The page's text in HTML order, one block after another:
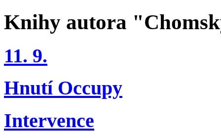
Knihy autora
11. 9.
Hnutí Occupy
Intervence